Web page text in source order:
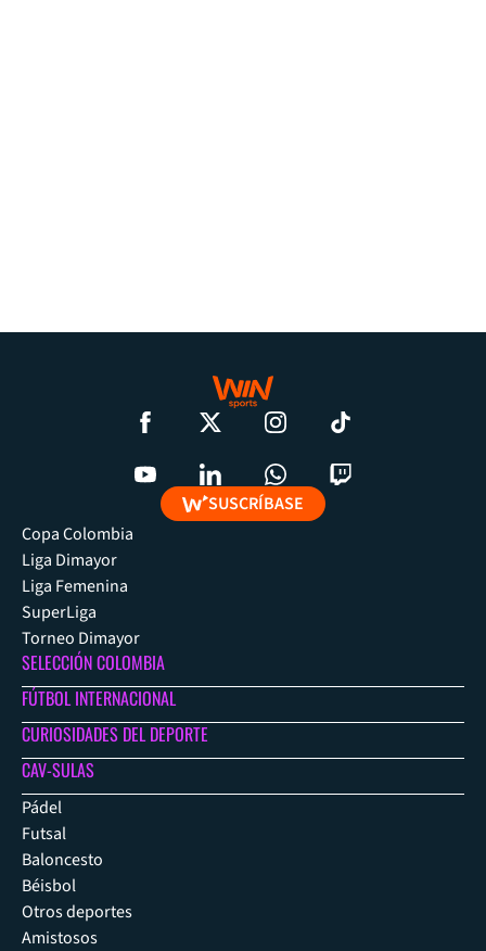
SUSCRÍBASE
Copa Colombia
Liga Dimayor
Liga Femenina
SuperLiga
Torneo Dimayor
SELECCIÓN COLOMBIA
FÚTBOL INTERNACIONAL
CURIOSIDADES DEL DEPORTE
CAV-SULAS
Pádel
Futsal
Baloncesto
Béisbol
Otros deportes
Amistosos